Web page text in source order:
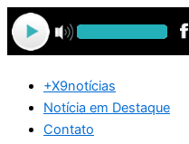
Ir
para
o
+X9notícias
Notícia em Destaque
Contato